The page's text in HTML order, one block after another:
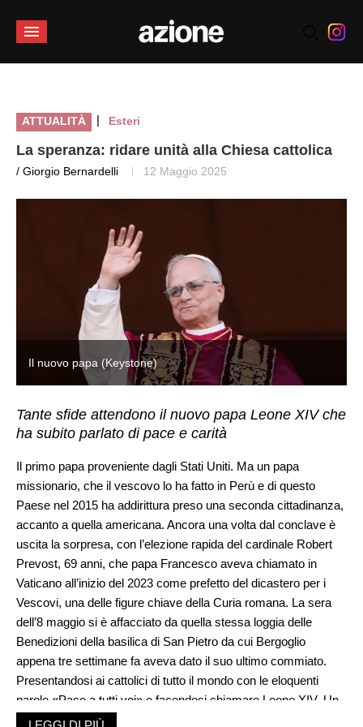
ATTUALITÀ | Esteri
La speranza: ridare unità alla Chiesa cattolica
/ Giorgio Bernardelli 12 Maggio 2025
Il nuovo papa (Keystone)
Tante sfide attendono il nuovo papa Leone XIV che
ha subito parlato di pace e carità
Il primo papa proveniente dagli Stati Uniti. Ma un papa
missionario, che il vescovo lo ha fatto in Perù e di questo
Paese nel 2015 ha addirittura preso una seconda cittadinanza,
accanto a quella americana. Ancora una volta dal conclave è
uscita la sorpresa, con l’elezione rapida del cardinale Robert
Prevost, 69 anni, che papa Francesco aveva chiamato in
Vaticano all’inizio del 2023 come prefetto del dicastero per i
Vescovi, una delle figure chiave della Curia romana. La sera
dell’8 maggio si è affacciato da quella stessa loggia delle
Benedizioni della basilica di San Pietro da cui Bergoglio
appena tre settimane fa aveva dato il suo ultimo commiato.
Presentandosi ai cattolici di tutto il mondo con le eloquenti
parole «Pace a tutti voi» e facendosi chiamare Leone XIV. Un
nome che evoca il papa della Rerum Novarum – l’enciclica sul